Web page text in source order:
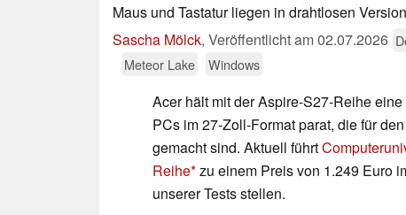
Maus und Tastatur liegen in drahtlosen
Sascha Mölck, Veröffentlicht am02.07.2026
Meteor Lake
Windows
Acer hält mit der Aspire-S27-Reihe
PCs im 27-Zoll-Format parat, die für
gemacht sind. Aktuell führt
Reihe zu einem Preis von 1.249 Euro
unserer Tests stellen.